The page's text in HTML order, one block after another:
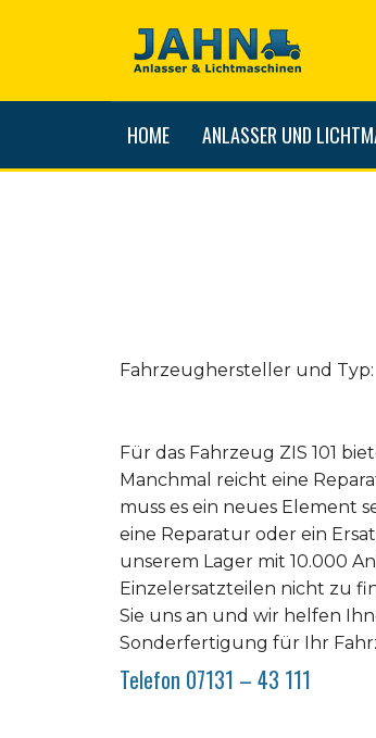
HOME ANLASSER UND
Fahrzeughersteller und Typ:
Für das Fahrzeug ZIS 101
Manchmal reicht eine
muss es ein neues Element
eine Reparatur oder ein
unserem Lager mit 10.000
Einzelersatzteilen nicht zu
Sie uns an und wir helfen
Sonderfertigung für Ihr
Telefon 07131 – 43 111